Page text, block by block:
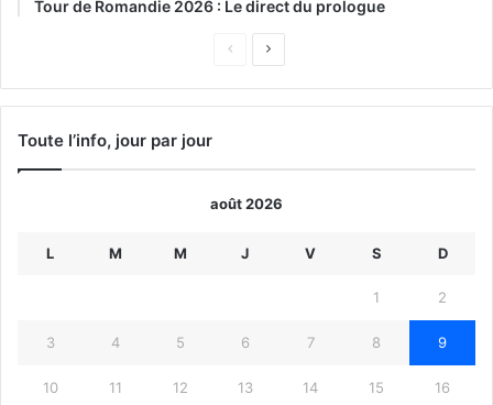
Tour de Romandie 2026 : Le direct du prologue
Page
Page
Toute l’info, jour par jour
août 2026
L M M J V S D
1 2
3 4 5 6 7 8 9
10 11 12 13 14 15 16